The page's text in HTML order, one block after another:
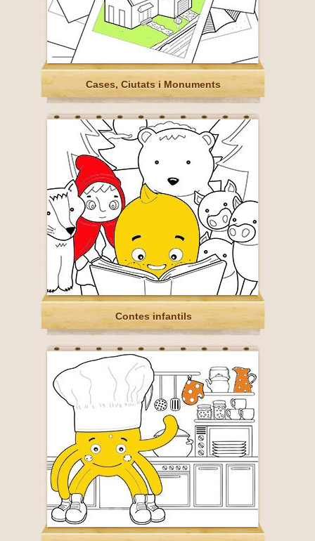
Cases, Ciutats i Monuments
Contes infantils